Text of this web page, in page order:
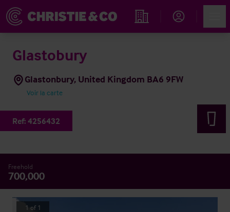
Rechercher un hôtel
Glastobury
Glastonbury, United Kingdom BA6 9FW
Voir la carte
Ref: 4256432
Freehold
700,000
1 of 1